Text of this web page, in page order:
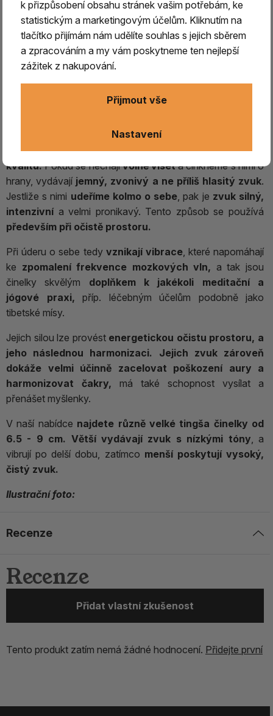
TINGŠA činelky ÓM
Nejedná se o hudební nástroj v běžném slova
smyslu, ale o rituální předmět, jehož zvuk slouží k
meditaci a očistě prostoru.
Tingša činelkymají vynikající akustickou
kvalitu.Pokud se nechajívolně viseta cinkneme s nimi o
hrany, vydávají jemný, zvonivý a ne příliš hlasitý zvuk.
Jestliže s nimi udeříme kolmo o sebe, pak je zvuk silný,
intenzivní a velmi pronikavý. Tento způsob se používá
především při očistě prostoru.
Při úderu o sebe tedy vznikají vibrace, které napomáhají
ke zpomalení frekvence mozkových vln, a tak jsou
činelky skvělým doplňkem k jakékoli meditační a
jógové praxi, příp. léčebným účelům podobně jako
tibetské mísy.
Jejich silou lze provést energetickou očistu prostoru, a
jeho následnou harmonizaci.
Jejich zvuk zároveň
dokáže velmi účinně zacelovat poškození aury a
harmonizovat čakry, má také schopnost vysílat a
přenášet myšlenky.
V naší nabídce najdete různě velké tingša činelky od
6.5 - 9 cm. Větší vydávají zvuk s nízkými tóny, a
vibrují po delší dobu, zatímco menší poskytují vysoký,
čistý zvuk.
Ilustrační foto:
Recenze
Recenze
Přidat vlastní zkušenost
Tento produkt zatím nemá žádné hodnocení. Přidejte první
k přizpůsobení obsahu stránek vašim potřebám, ke
statistickým a marketingovým účelům. Kliknutím na
tlačítko přijímám nám udělíte souhlas s jejich sběrem
a zpracováním a my vám poskytneme ten nejlepší
zážitek z nakupování.
Nastavení
Přijmout vše